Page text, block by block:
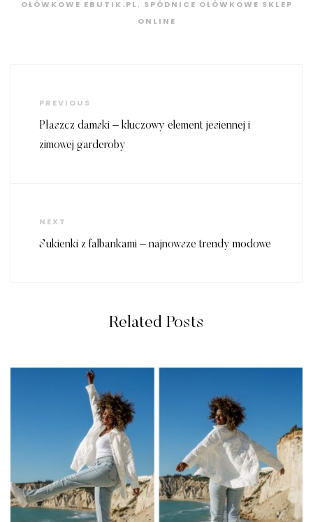
OŁÓWKOWE EBUTIK.PL, SPÓDNICE OŁÓWKOWE SKLEP
ONLINE
wpisu
Previous
Post
PREVIOUS
Płaszcz damski – kluczowy element jesiennej i
zimowej garderoby
Next
Post
NEXT
Sukienki z falbankami – najnowsze trendy modowe
Related Posts